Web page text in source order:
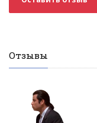
Отзывы